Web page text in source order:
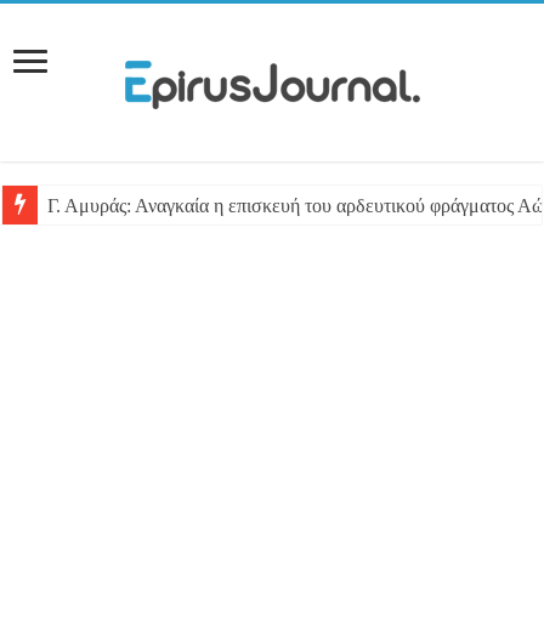
Γ. Αμυράς: Αναγκαία η επισκευή του αρδευτικού φράγματος